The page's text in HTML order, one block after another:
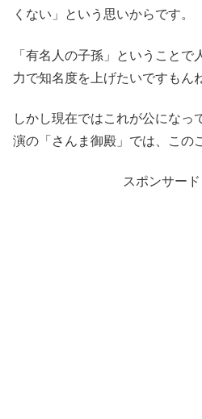
くない」という思いからです。
「有名人の子孫」ということ
力で知名度を上げたいですもん
しかし現在ではこれが公になっ
演の「さんま御殿」では、この
スポンサード